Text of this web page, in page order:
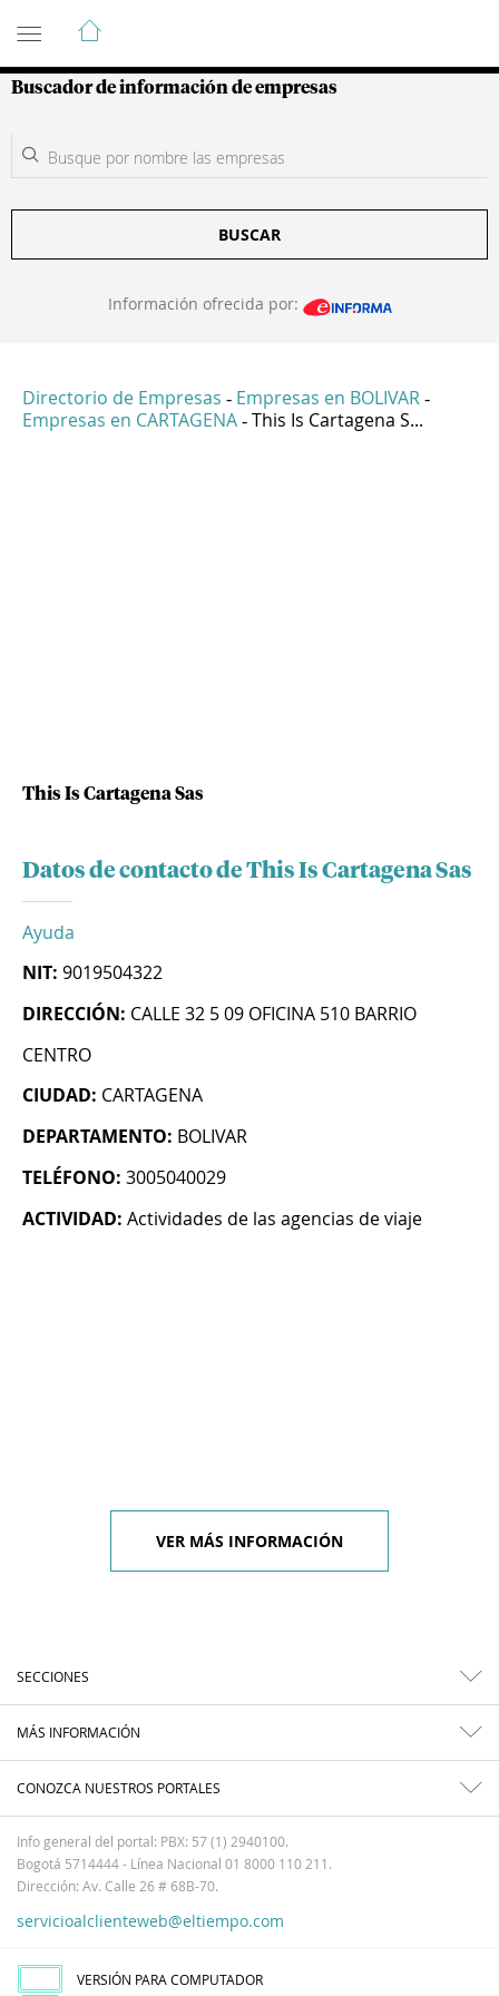
Guía de Empresas Colombianas
Buscador de información de empresas
BUSCAR
Información ofrecida por:
Directorio de Empresas - Empresas en BOLIVAR -
Empresas en CARTAGENA - This Is Cartagena S...
This Is Cartagena Sas
Datos de contacto de This Is Cartagena Sas
Ayuda
NIT: 9019504322
DIRECCIÓN: CALLE 32 5 09 OFICINA 510 BARRIO
CENTRO
CIUDAD: CARTAGENA
DEPARTAMENTO: BOLIVAR
TELÉFONO: 3005040029
ACTIVIDAD: Actividades de las agencias de viaje
VER MÁS INFORMACIÓN
SECCIONES
MÁS INFORMACIÓN
CONOZCA NUESTROS PORTALES
Info general del portal: PBX: 57 (1) 2940100.
Bogotá 5714444 - Línea Nacional 01 8000 110 211.
Dirección: Av. Calle 26 # 68B-70.
servicioalclienteweb@eltiempo.com
VERSIÓN PARA COMPUTADOR